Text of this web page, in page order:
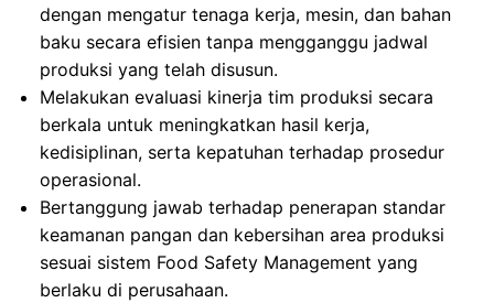
dengan mengatur tenaga kerja, mesin, dan bahan
baku secara efisien tanpa mengganggu jadwal
produksi yang telah disusun.
Melakukan evaluasi kinerja tim produksi secara
berkala untuk meningkatkan hasil kerja,
kedisiplinan, serta kepatuhan terhadap prosedur
operasional.
Bertanggung jawab terhadap penerapan standar
keamanan pangan dan kebersihan area produksi
sesuai sistem Food Safety Management yang
berlaku di perusahaan.